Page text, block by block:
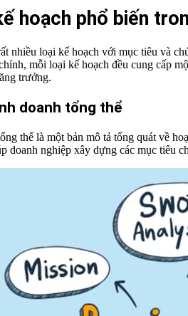
hoạch phổ biến
nhiều loại kế hoạch với mục tiêu và
mỗi loại kế hoạch đều cung cấp
trưởng.
doanh tổng thể
thể là một bản mô tả tổng quát về
doanh nghiệp xây dựng các mục tiêu